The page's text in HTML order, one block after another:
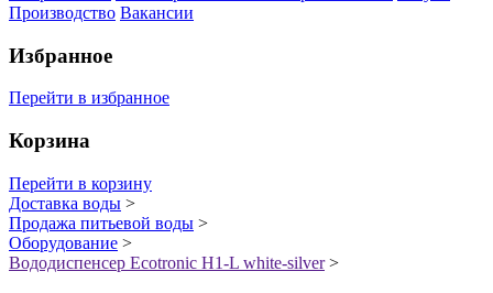
Производство Вакансии
Избранное
Перейти в избранное
Корзина
Перейти в корзину
Доставка воды >
Продажа питьевой воды >
Оборудование >
Вододиспенсер Ecotronic Н1-L white-silver>